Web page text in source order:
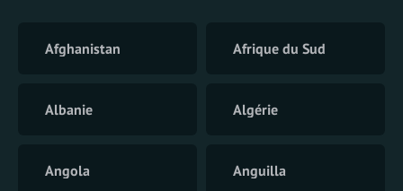
Afghanistan Afrique du Sud
Albanie Algérie
Angola Anguilla